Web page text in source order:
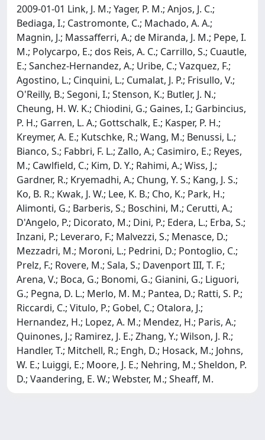
2009-01-01 Link, J. M.; Yager, P. M.; Anjos, J. C.;
Bediaga, I.; Castromonte, C.; Machado, A. A.;
Magnin, J.; Massafferri, A.; de Miranda, J. M.; Pepe, I.
M.; Polycarpo, E.; dos Reis, A. C.; Carrillo, S.; Cuautle,
E.; Sanchez-Hernandez, A.; Uribe, C.; Vazquez, F.;
Agostino, L.; Cinquini, L.; Cumalat, J. P.; Frisullo, V.;
O'Reilly, B.; Segoni, I.; Stenson, K.; Butler, J. N.;
Cheung, H. W. K.; Chiodini, G.; Gaines, I.; Garbincius,
P. H.; Garren, L. A.; Gottschalk, E.; Kasper, P. H.;
Kreymer, A. E.; Kutschke, R.; Wang, M.; Benussi, L.;
Bianco, S.; Fabbri, F. L.; Zallo, A.; Casimiro, E.; Reyes,
M.; Cawlfield, C.; Kim, D. Y.; Rahimi, A.; Wiss, J.;
Gardner, R.; Kryemadhi, A.; Chung, Y. S.; Kang, J. S.;
Ko, B. R.; Kwak, J. W.; Lee, K. B.; Cho, K.; Park, H.;
Alimonti, G.; Barberis, S.; Boschini, M.; Cerutti, A.;
D'Angelo, P.; Dicorato, M.; Dini, P.; Edera, L.; Erba, S.;
Inzani, P.; Leveraro, F.; Malvezzi, S.; Menasce, D.;
Mezzadri, M.; Moroni, L.; Pedrini, D.; Pontoglio, C.;
Prelz, F.; Rovere, M.; Sala, S.; Davenport III, T. F.;
Arena, V.; Boca, G.; Bonomi, G.; Gianini, G.; Liguori,
G.; Pegna, D. L.; Merlo, M. M.; Pantea, D.; Ratti, S. P.;
Riccardi, C.; Vitulo, P.; Gobel, C.; Otalora, J.;
Hernandez, H.; Lopez, A. M.; Mendez, H.; Paris, A.;
Quinones, J.; Ramirez, J. E.; Zhang, Y.; Wilson, J. R.;
Handler, T.; Mitchell, R.; Engh, D.; Hosack, M.; Johns,
W. E.; Luiggi, E.; Moore, J. E.; Nehring, M.; Sheldon, P.
D.; Vaandering, E. W.; Webster, M.; Sheaff, M.